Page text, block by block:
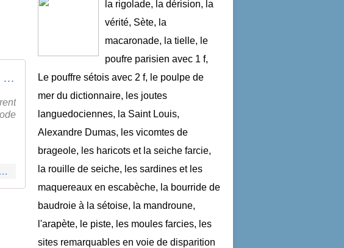
SETE - Des travaux d'envergure pour les parkings Halles et Canal
http://www.lindecapant.fr/articles/2508/sete-des-travaux-detrsquo%3Benvergure-pour-les-parkings-halles-et-canal/
la rigolade, la dérision, la
vérité, Sète, la
macaronade, la tielle, le
poufre parisien avec 1 f,
Le pouffre sétois avec 2 f, le poulpe de
mer du dictionnaire, les joutes
languedociennes, la Saint Louis,
Alexandre Dumas, les vicomtes de
brageole, les haricots et la seiche farcie,
la rouille de seiche, les sardines et les
maquereaux en escabèche, la bourride de
baudroie à la sétoise, la mandroune,
l'arapète, le piste, les moules farcies, les
sites remarquables en voie de disparition